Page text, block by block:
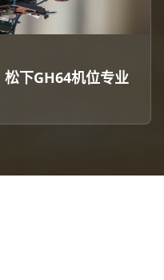
下GH64机位专业